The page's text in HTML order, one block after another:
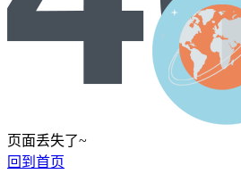
页面丢失了~
回到首页